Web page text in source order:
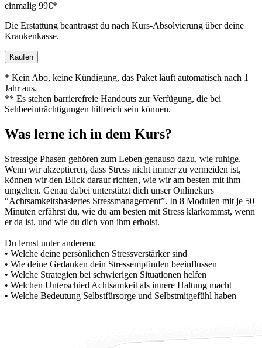
einmalig 99€*
Die Erstattung beantragst du nach Kurs-Absolvierung über deine
Krankenkasse.
Kaufen
* Kein Abo, keine Kündigung, das Paket läuft automatisch nach 1
Jahr aus.
** Es stehen barrierefreie Handouts zur Verfügung, die bei
Sehbeeinträchtigungen hilfreich sein können.
Was lerne ich in dem Kurs?
Stressige Phasen gehö­ren zum Leben genauso dazu, wie ruhige.
Wenn wir akzeptieren, dass Stress nicht immer zu vermeiden ist,
können wir den Blick darauf rich­ten, wie wir am besten mit ihm
umgehen. Genau dabei unterstützt dich unser Onlinekurs
“Achtsamkeitsbasiertes Stressmanagement”. In 8 Modulen mit je 50
Minuten erfährst du, wie du am besten mit Stress klarkommst, wenn
er da ist, und wie du dich von ihm erholst.
Du lernst unter anderem:
• Welche deine persönlichen Stressverstärker sind
• Wie deine Gedanken dein Stressempfinden beeinflussen
• Welche Strategien bei schwierigen Situationen helfen
• Welchen Unterschied Achtsamkeit als innere Haltung macht
• Welche Bedeutung Selbstfürsorge und Selbstmitgefühl haben